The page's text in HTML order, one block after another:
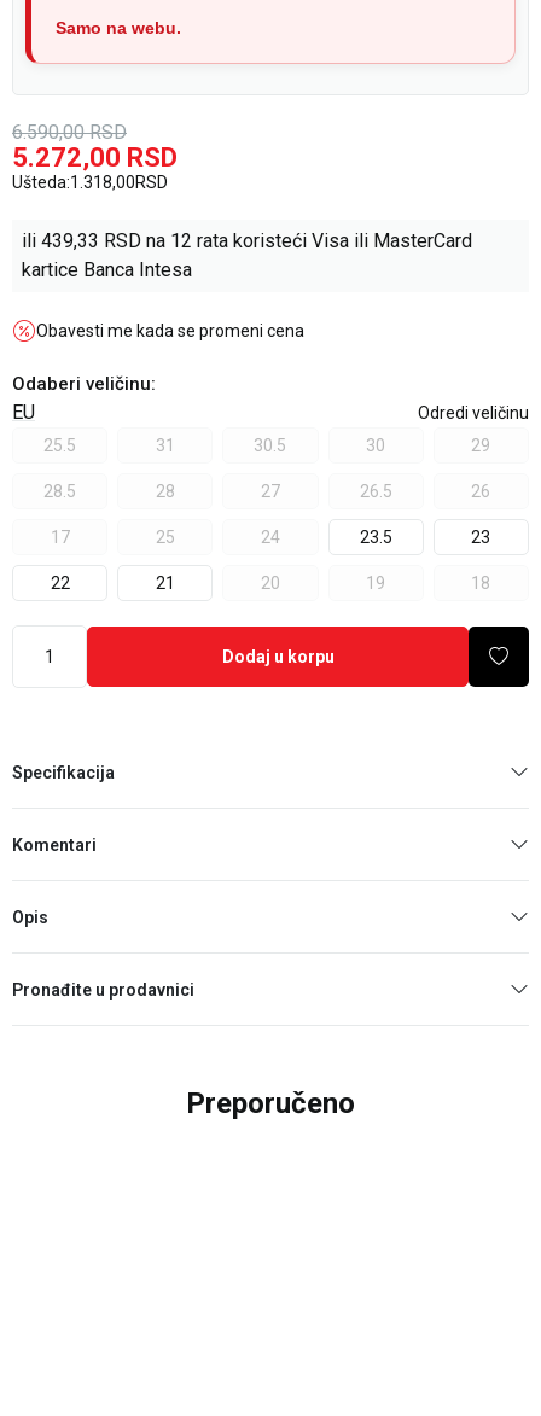
Samo na webu.
6.590,00 RSD
5.272,00 RSD
Ušteda:1.318,00RSD
ili 439,33 RSD na 12 rata koristeći Visa ili MasterCard
kartice Banca Intesa
Obavesti me kada se promeni cena
Odaberi veličinu:
EU
Odredi veličinu
25.5
31 30.5 30 29
28.5 28 27 26.5 26
17 25 24 23.5 23
22 21 20 19 18
Dodaj u korpu
Specifikacija
Komentari
Opis
Pronađite u prodavnici
Preporučeno